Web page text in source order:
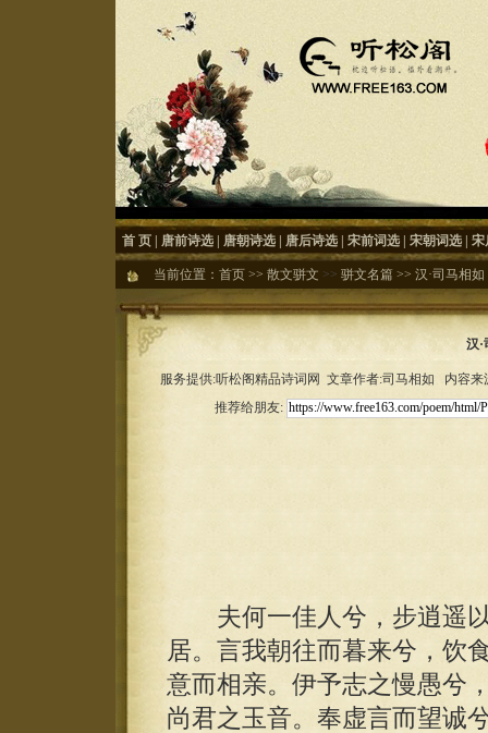
首 页 唐前诗选 唐朝诗选 唐后诗选 宋前词选 宋朝词选 宋
当前位置： 首页 >> 散文骈文 >> 骈文名篇 >> 汉·司马相
汉
服务提供:听松阁精品诗词网 文章作者:司马相如 内容
推荐给朋友:
夫何一佳人兮，步逍遥以
居。言我朝往而暮来兮，饮
意而相亲。伊予志之慢愚兮
尚君之玉音。奉虚言而望诚